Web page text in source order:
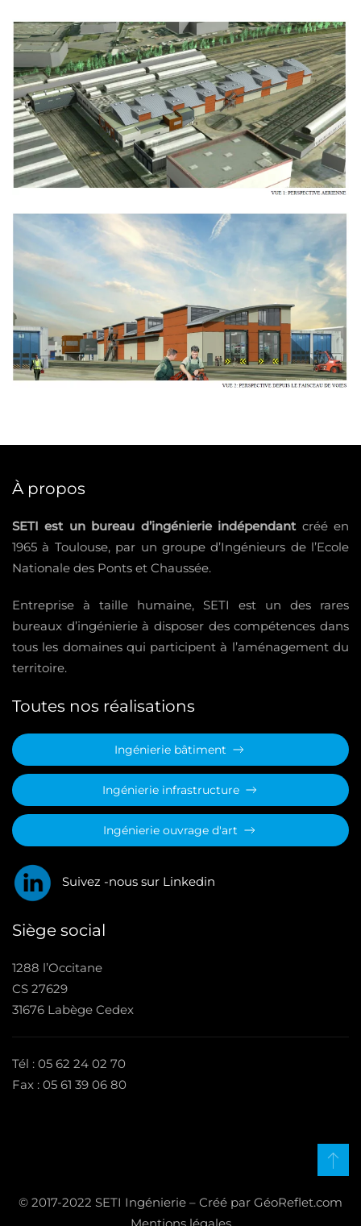
À propos
SETI est un bureau d’ingénierie indépendantcréé en
1965 à Toulouse, par un groupe d’Ingénieurs de l’Ecole
Nationale des Ponts et Chaussée.
Entreprise à taille humaine, SETI est un des rares
bureaux d’ingénierie à disposer des compétences dans
tous les domaines qui participent à l’aménagement du
territoire.
Toutes nos réalisations
Ingénierie bâtiment
Ingénierie infrastructure
Ingénierie ouvrage d'art
Suivez -nous sur Linkedin
Siège social
1288 l’Occitane
CS 27629
31676 Labège Cedex
Tél : 05 62 24 02 70
Fax : 05 61 39 06 80
© 2017-2022 SETI Ingénierie – Créé par GéoReflet.com
Mentions légales